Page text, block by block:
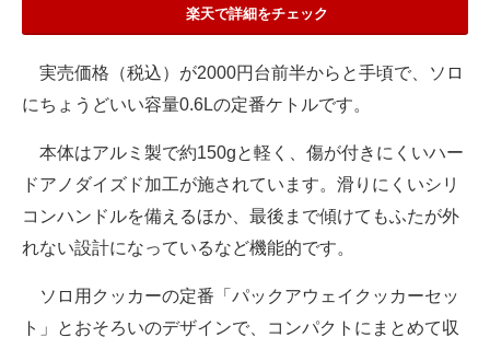
楽天で詳細をチェック
実売価格（税込）が2000円台前半からと手頃で、ソロ
にちょうどいい容量0.6Lの定番ケトルです。
本体はアルミ製で約150gと軽く、傷が付きにくいハー
ドアノダイズド加工が施されています。滑りにくいシリ
コンハンドルを備えるほか、最後まで傾けてもふたが外
れない設計になっているなど機能的です。
ソロ用クッカーの定番「パックアウェイクッカーセッ
ト」とおそろいのデザインで、コンパクトにまとめて収